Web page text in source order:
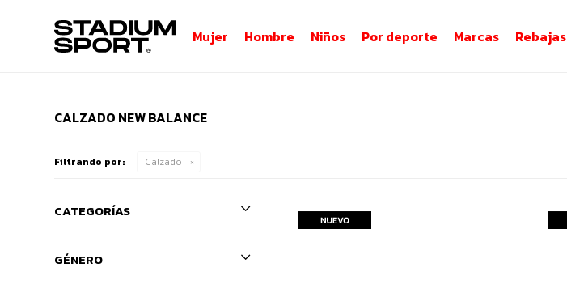
Mujer Hombre Niños Por deporte Marcas Rebajas
CALZADO NEW BALANCE
Filtrando por: Calzado
CATEGORÍAS
GÉNERO